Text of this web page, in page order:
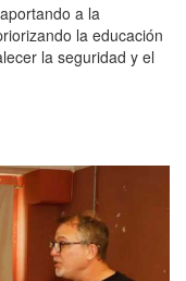
a la
la educación
la seguridad y el